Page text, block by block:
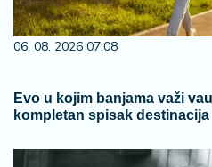
06. 08. 2026 07:08
Evo u kojim banjama važi
kompletan spisak